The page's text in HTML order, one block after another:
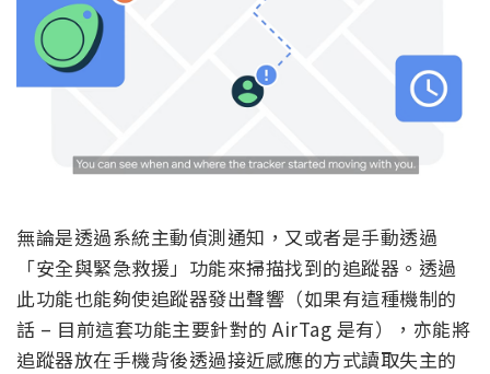
無論是透過系統主動偵測通知，又或者是手動透過
「安全與緊急救援」功能來掃描找到的追蹤器。透過
此功能也能夠使追蹤器發出聲響（如果有這種機制的
話 – 目前這套功能主要針對的 AirTag 是有），亦能將
追蹤器放在手機背後透過接近感應的方式讀取失主的